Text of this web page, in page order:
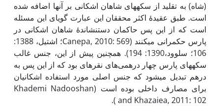
(شاه) به تقلید از سکه­های شاهان اشکانی بر آنها اضافه شده
است. طبق عقیدۀ اکثر محققان این عبارت گویای این مسئله
است که از این پس حاکمان دست­نشاندۀ شاهان اشکانی در
پارس حکمرانی می­کنند (Canepa, 2010: 569؛ اشتیل، 1388:
106؛ سلوود،1390: 194). همچنین پیش از این، جنس غالب
سکه­های پارس چهار درهمی‌های نقره­ای بود که از این پس به
درهم تبدیل می­شود که جنس اصلی مورد استفاده اشکانیان
برای مصارف داخلی بوده است (Khademi Nadooshan
and Khazaiea, 2011: 102 ).